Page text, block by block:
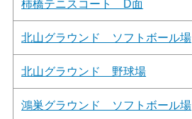
柿橋テニスコート D面
北山グラウンド ソフトボール場
北山グラウンド 野球場
鴻巣グラウンド ソフトボール場